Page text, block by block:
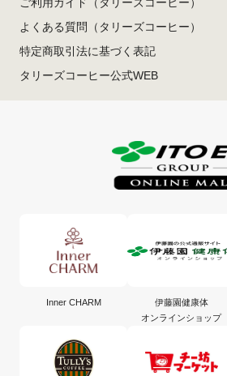
ご利用ガイド（タリーズコーヒー）
よくある質問（タリーズコーヒー）
特定商取引法に基づく表記
タリーズコーヒー公式WEB
Inner CHARM
伊藤園健康体
オンラインショップ